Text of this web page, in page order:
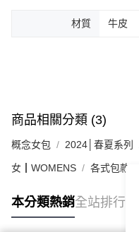
材質 牛皮
商品相關分類 (3)
概念女包 2024│春夏系列
女┃WOMENS 各式包款
本分類熱銷全站排行